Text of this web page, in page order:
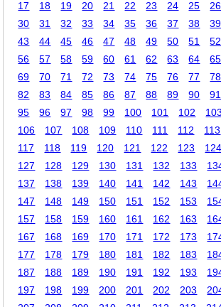
17
18 19 20 21 22 23 24 25 26
30
31 32 33 34 35 36 37 38 39
43
44 45 46 47 48 49 50 51 52
56
57 58 59 60 61 62 63 64 65
69
70 71 72 73 74 75 76 77 78
82
83 84 85 86 87 88 89 90 91
95
96 97 98 99 100 101 102 103
106
107 108 109 110 111 112 113
117
118 119 120 121 122 123 124
127
128 129 130 131 132 133
137
138 139 140 141 142 143
147
148 149 150 151 152 153
157
158 159 160 161 162 163
167
168 169 170 171 172 173
177
178 179 180 181 182 183
187
188 189 190 191 192 193
197
198 199 200 201 202 203